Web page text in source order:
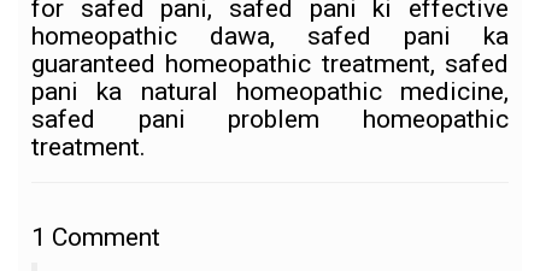
for safed pani, safed pani ki effective
homeopathic dawa, safed pani ka
guaranteed homeopathic treatment, safed
pani ka natural homeopathic medicine,
safed pani problem homeopathic
treatment.
1 Comment